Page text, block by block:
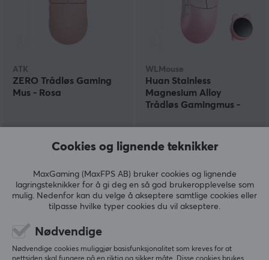
ATK
ZERO Trådløs Gaming
Mus - Rosa
WLMouse
Huan Stainless
Magnesium Alloy
Trådløs Gamingmus -
SPAR 38%
Cookies og lignende teknikker
MaxGaming (MaxFPS AB) bruker cookies og lignende
lagringsteknikker for å gi deg en så god brukeropplevelse som
mulig. Nedenfor kan du velge å akseptere samtlige cookies eller
tilpasse hvilke typer cookies du vil akseptere.
Nødvendige
Nødvendige cookies muliggjør basisfunksjonalitet som kreves for at
nettsiden skal fungere på en riktig og sikker måte. Disse cookies brukes